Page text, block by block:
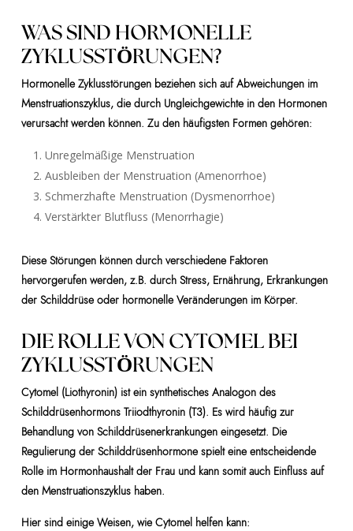
WAS SIND HORMONELLE
ZYKLUSSTÖRUNGEN?
Hormonelle Zyklusstörungen beziehen sich auf Abweichungen im
Menstruationszyklus, die durch Ungleichgewichte in den Hormonen
verursacht werden können. Zu den häufigsten Formen gehören:
Unregelmäßige Menstruation
Ausbleiben der Menstruation (Amenorrhoe)
Schmerzhafte Menstruation (Dysmenorrhoe)
Verstärkter Blutfluss (Menorrhagie)
Diese Störungen können durch verschiedene Faktoren
hervorgerufen werden, z.B. durch Stress, Ernährung, Erkrankungen
der Schilddrüse oder hormonelle Veränderungen im Körper.
DIE ROLLE VON CYTOMEL BEI
ZYKLUSSTÖRUNGEN
Cytomel (Liothyronin) ist ein synthetisches Analogon des
Schilddrüsenhormons Triiodthyronin (T3). Es wird häufig zur
Behandlung von Schilddrüsenerkrankungen eingesetzt. Die
Regulierung der Schilddrüsenhormone spielt eine entscheidende
Rolle im Hormonhaushalt der Frau und kann somit auch Einfluss auf
den Menstruationszyklus haben.
Hier sind einige Weisen, wie Cytomel helfen kann: